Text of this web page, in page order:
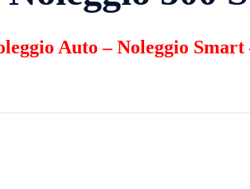
Auto –Noleggio Smart